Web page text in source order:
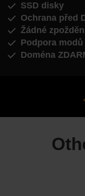
SSD disky
Ochrana před
Žádné
Podpora modů
Doména